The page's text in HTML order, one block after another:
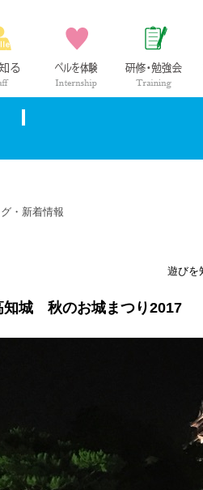
事 社員紹介 インターンシップ 研
・新着情報
遊びを
知城 秋のお城まつり2017